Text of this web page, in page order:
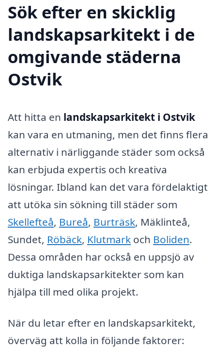
Sök efter en skicklig
landskapsarkitekt i de
omgivande städerna
Ostvik
Att hitta en landskapsarkitekt i Ostvik
kan vara en utmaning, men det finns flera
alternativ i närliggande städer som också
kan erbjuda expertis och kreativa
lösningar. Ibland kan det vara fördelaktigt
att utöka sin sökning till städer som
Skellefteå, Bureå, Burträsk, Mäklinteå,
Sundet, Röbäck, Klutmark och Boliden.
Dessa områden har också en uppsjö av
duktiga landskapsarkitekter som kan
hjälpa till med olika projekt.
När du letar efter en landskapsarkitekt,
överväg att kolla in följande faktorer: